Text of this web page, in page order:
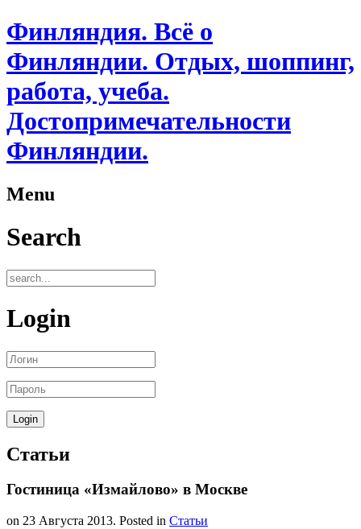
Финляндия. Всё о
Финляндии. Отдых, шоппинг,
работа, учеба.
Достопримечательности
Финляндии.
Menu
Search
Login
Статьи
Гостиница «Измайлово» в Москве
on 23 Августа 2013. Posted in Статьи